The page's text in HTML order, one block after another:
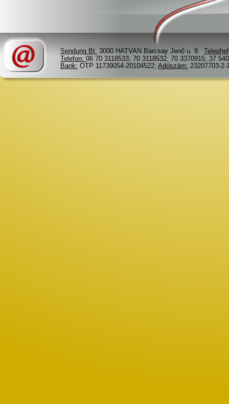
Sendung Bt. 3000 HATVAN Barcsay Jenő u. 9.
Telefon: 06 70 3118533; 70 3118532; 70 3370915; 37
Bank: OTP 11739054-20104522; Adószám: 23207703-